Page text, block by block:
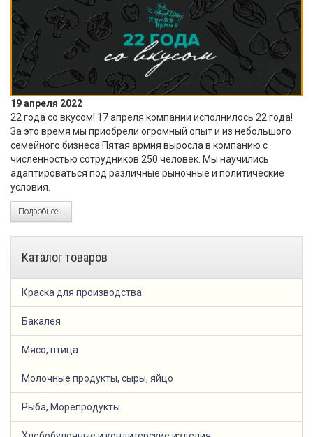
19 апреля 2022
22 года со вкусом! 17 апреля компании исполнилось 22 года!
За это время мы приобрели огромный опыт и из небольшого
семейного бизнеса Пятая армия выросла в компанию с
численностью сотрудников 250 человек. Мы научились
адаптироваться под различные рыночные и политические
условия.
Подробнее...
Каталог товаров
Краска для производства
Бакалея
Мясо, птица
Молочные продукты, сыры, яйцо
Рыба, Морепродукты